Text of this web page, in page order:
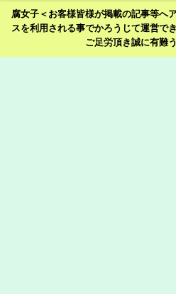
腐女子＜お客様皆様が掲載の記事等へ
スを利用される事でかろうじて運営で
ご足労頂き誠に有難